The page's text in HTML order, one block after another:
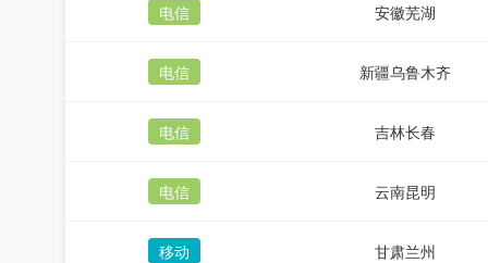
电信 安徽芜湖
电信 新疆乌鲁木齐
电信 吉林长春
电信 云南昆明
移动 甘肃兰州